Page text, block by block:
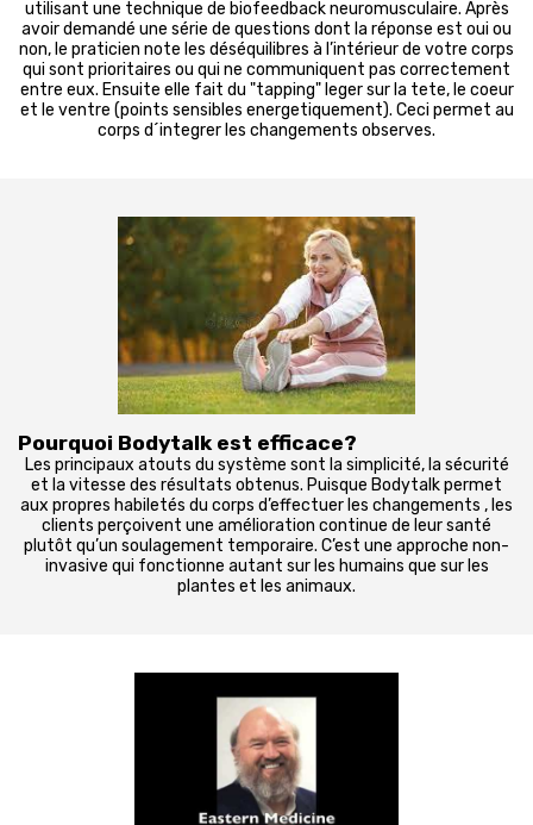
utilisant une technique de biofeedback neuromusculaire. Après
avoir demandé une série de questions dont la réponse est oui ou
non, le praticien note les déséquilibres à l’intérieur de votre corps
qui sont prioritaires ou qui ne communiquent pas correctement
entre eux. Ensuite elle fait du "tapping" leger sur la tete, le coeur
et le ventre (points sensibles energetiquement). Ceci permet au
corps d´integrer les changements observes.
Pourquoi Bodytalk est efficace?
Les principaux atouts du système sont la simplicité, la sécurité
et la vitesse des résultats obtenus. Puisque Bodytalk permet
aux propres habiletés du corps d’effectuer les changements , les
clients perçoivent une amélioration continue de leur santé
plutôt qu’un soulagement temporaire. C’est une approche non-
invasive qui fonctionne autant sur les humains que sur les
plantes et les animaux.